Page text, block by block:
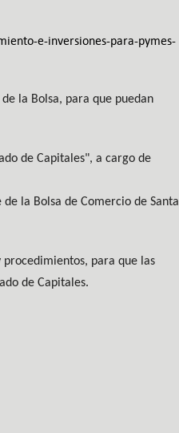
e-inversiones-para-pymes-
la Bolsa, para que puedan
de Capitales", a cargo de
la Bolsa de Comercio de Santa
para que las
de Capitales.